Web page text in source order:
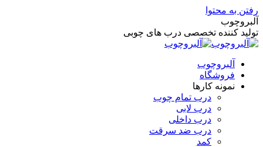
رفتن به محتوا
آلبروچوب
تولید کننده تخصصی درب های چوبی
آلبروچوب
فروشگاه
نمونه کارها
درب تمام چوب
درب لابی
درب داخلی
درب ضد سرقت
کمد